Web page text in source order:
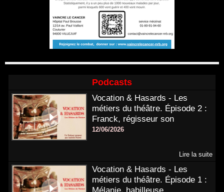
Podcasts
Vocation & Hasards - Les
métiers du théâtre. Épisode 2 :
Franck, régisseur son
12/06/2026
Lire la suite
Vocation & Hasards - Les
métiers du théâtre. Épisode 1 :